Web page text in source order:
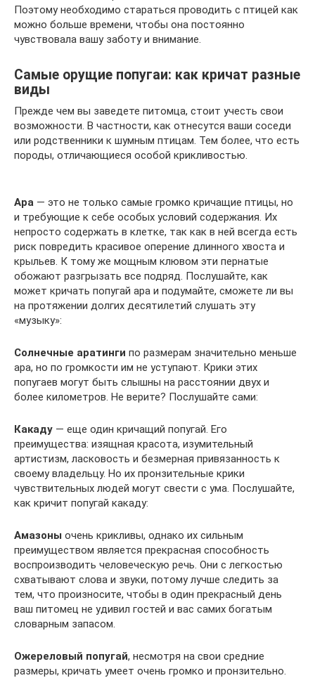
Поэтому необходимо стараться проводить с птицей как
можно больше времени, чтобы она постоянно
чувствовала вашу заботу и внимание.
Самые орущие попугаи: как кричат разные
виды
Прежде чем вы заведете питомца, стоит учесть свои
возможности. В частности, как отнесутся ваши соседи
или родственники к шумным птицам. Тем более, что есть
породы, отличающиеся особой крикливостью.
Ара — это не только самые громко кричащие птицы, но
и требующие к себе особых условий содержания. Их
непросто содержать в клетке, так как в ней всегда есть
риск повредить красивое оперение длинного хвоста и
крыльев. К тому же мощным клювом эти пернатые
обожают разгрызать все подряд. Послушайте, как
может кричать попугай ара и подумайте, сможете ли вы
на протяжении долгих десятилетий слушать эту
«музыку»:
Солнечные аратинги по размерам значительно меньше
ара, но по громкости им не уступают. Крики этих
попугаев могут быть слышны на расстоянии двух и
более километров. Не верите? Послушайте сами:
Какаду — еще один кричащий попугай. Его
преимущества: изящная красота, изумительный
артистизм, ласковость и безмерная привязанность к
своему владельцу. Но их пронзительные крики
чувствительных людей могут свести с ума. Послушайте,
как кричит попугай какаду:
Амазоны очень крикливы, однако их сильным
преимуществом является прекрасная способность
воспроизводить человеческую речь. Они с легкостью
схватывают слова и звуки, потому лучше следить за
тем, что произносите, чтобы в один прекрасный день
ваш питомец не удивил гостей и вас самих богатым
словарным запасом.
Ожереловый попугай, несмотря на свои средние
размеры, кричать умеет очень громко и пронзительно.